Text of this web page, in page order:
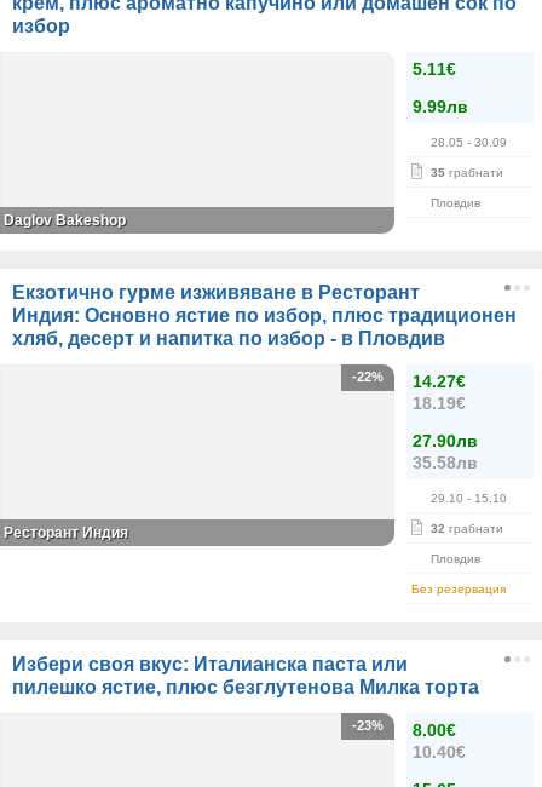
избор
5.11€
9.99лв
28.05 - 30.09
35 грабнати
Пловдив
Daglov Bakeshop
Екзотично гурме изживяване в Ресторант
Индия: Основно ястие по избор, плюс традиционен
хляб, десерт и напитка по избор - в Пловдив
14.27€
18.19€
27.90лв
35.58лв
29.10 - 15.10
32 грабнати
Пловдив
Без резервация
-22%
Ресторант Индия
Избери своя вкус: Италианска паста или
пилешко ястие, плюс безглутенова Милка торта
8.00€
10.40€
-23%